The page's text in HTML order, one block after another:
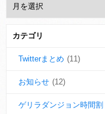
カテゴリ
Twitterまとめ (11)
お知らせ (12)
ゲリラダンジョン時間割